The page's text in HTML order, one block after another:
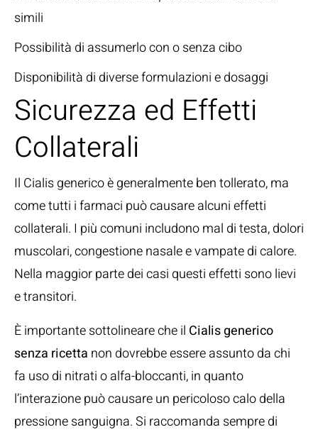
simili
Possibilità di assumerlo con o senza cibo
Disponibilità di diverse formulazioni e dosaggi
Sicurezza ed Effetti
Collaterali
Il Cialis generico è generalmente ben tollerato, ma
come tutti i farmaci può causare alcuni effetti
collaterali. I più comuni includono mal di testa, dolori
muscolari, congestione nasale e vampate di calore.
Nella maggior parte dei casi questi effetti sono lievi
e transitori.
È importante sottolineare che il Cialis generico
senza ricetta non dovrebbe essere assunto da chi
fa uso di nitrati o alfa-bloccanti, in quanto
l’interazione può causare un pericoloso calo della
pressione sanguigna. Si raccomanda sempre di